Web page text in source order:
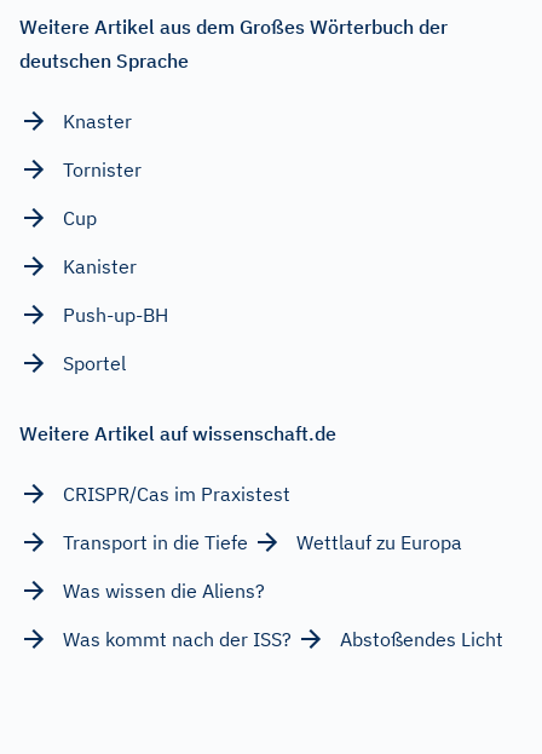
Weitere Artikel aus dem Großes Wörterbuch der
deutschen Sprache
Knaster
Tornister
Cup
Kanister
Push-up-BH
Sportel
Weitere Artikel auf wissenschaft.de
CRISPR/Cas im Praxistest
Transport in die Tiefe
Wettlauf zu Europa
Was wissen die Aliens?
Was kommt nach der ISS?
Abstoßendes Licht